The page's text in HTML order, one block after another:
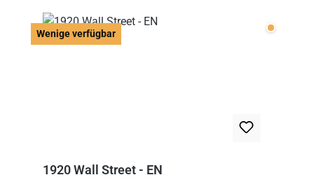
Wenige verfügbar Wenige
1920 Wall Street - EN